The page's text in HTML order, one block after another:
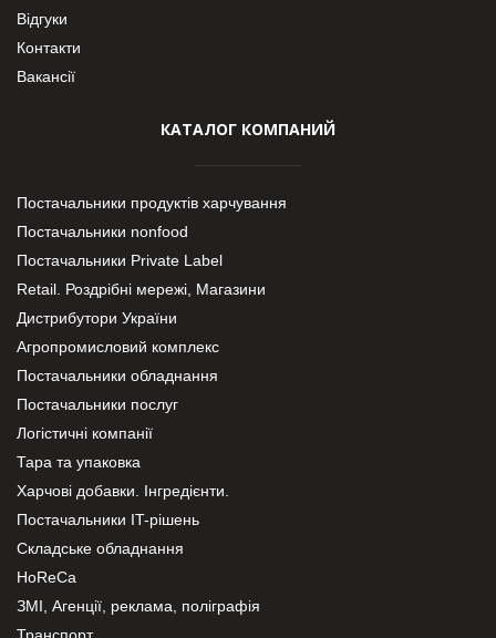
Відгуки
Контакти
Вакансії
КАТАЛОГ КОМПАНИЙ
Постачальники продуктів харчування
Постачальники nonfood
Постачальники Private Label
Retail. Роздрібні мережі, Магазини
Дистрибутори України
Агропромисловий комплекс
Постачальники обладнання
Постачальники послуг
Логістичні компанії
Тара та упаковка
Харчові добавки. Інгредієнти.
Постачальники IT-рішень
Складське обладнання
HoReCa
ЗМІ, Агенції, реклама, поліграфія
Транспорт